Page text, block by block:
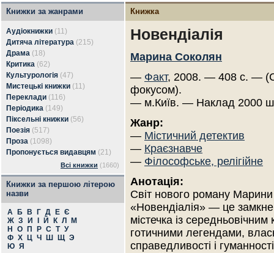
Книжки за жанрами
Аудіокнижки (11)
Дитяча література (215)
Драма (18)
Критика (62)
Культурологія (47)
Мистецькі книжки (11)
Переклади (116)
Періодика (149)
Піксельні книжки (56)
Поезія (517)
Проза (1098)
Пропонується видавцям (21)
Всі книжки (1660)
Книжки за першою літерою
назви
А Б В Г Д Е Є
Ж З И Й К Л
М
Н
О П Р С Т У
Ф Х Ц Ч Ш Щ Э
Ю Я
Книжка
Новендіалія
Марина Соколян
— Факт, 2008. — 408 с. —
фокусом).
— м.Київ. — Наклад 2000
Жанр:
— Містичний детектив
— Краєзнавче
— Філософське, релігійне
Анотація:
Світ нового роману
«Новендіалія» — це
містечка із
готичними легендами,
справедливості і